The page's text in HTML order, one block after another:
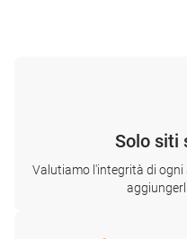
Solo siti
Valutiamo l'integrità di